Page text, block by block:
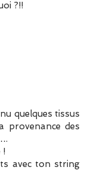
?!!
quelques tissus
provenance des
!
avec ton string